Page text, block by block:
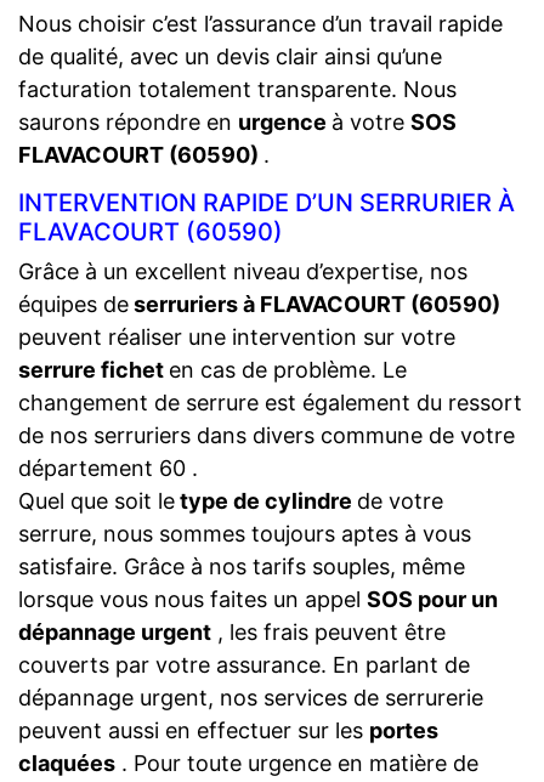
Nous choisir c’est l’assurance d’un travail rapide
de qualité, avec un devis clair ainsi qu’une
facturation totalement transparente. Nous
saurons répondre en urgence à votre SOS
FLAVACOURT (60590) .
INTERVENTION RAPIDE D’UN SERRURIER À
FLAVACOURT (60590)
Grâce à un excellent niveau d’expertise, nos
équipes deserruriers à FLAVACOURT (60590)
peuvent réaliser une intervention sur votre
serrure fichet en cas de problème. Le
changement de serrure est également du ressort
de nos serruriers dans divers commune de votre
département 60 .
Quel que soit letype de cylindre de votre
serrure, nous sommes toujours aptes à vous
satisfaire. Grâce à nos tarifs souples, même
lorsque vous nous faites un appel SOS pour un
dépannage urgent , les frais peuvent être
couverts par votre assurance. En parlant de
dépannage urgent, nos services de serrurerie
peuvent aussi en effectuer sur les portes
claquées . Pour toute urgence en matière de